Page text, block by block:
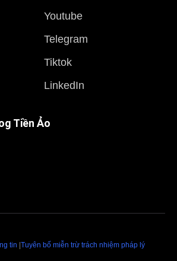
Youtube
Telegram
Tiktok
LinkedIn
Tiền Ảo
tin Tuyên bố miễn trừ trách nhiệm pháp lý